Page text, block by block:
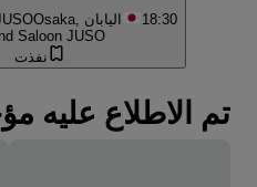
18:30 Osaka, اليابان
Saloon JUSO
نفذت
تم الاطلاع عليه